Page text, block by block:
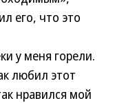
его, что это
у меня горели.
любил этот
нравился мой